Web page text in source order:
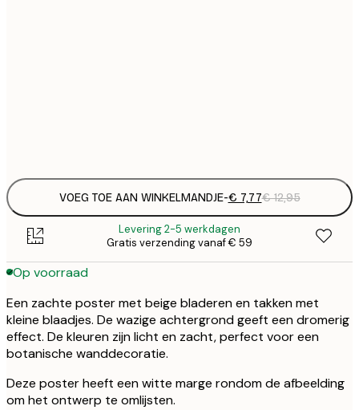
VOEG TOE AAN WINKELMANDJE-€ 7,77€ 12,95
Levering 2-5 werkdagen
Gratis verzending vanaf € 59
Op voorraad
Een zachte poster met beige bladeren en takken met
kleine blaadjes. De wazige achtergrond geeft een dromerig
effect. De kleuren zijn licht en zacht, perfect voor een
botanische wanddecoratie.
Deze poster heeft een witte marge rondom de afbeelding
om het ontwerp te omlijsten.